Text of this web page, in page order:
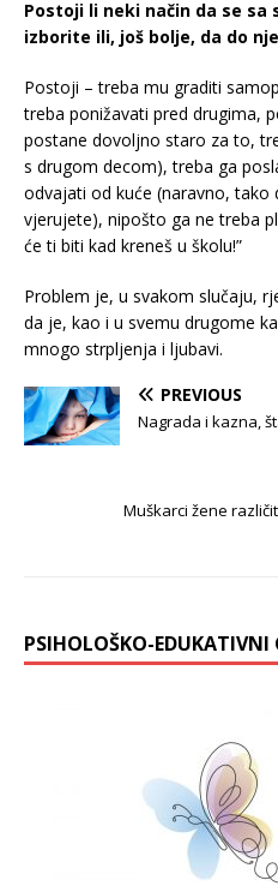
Postoji li neki način da se
izborite ili, još bolje, da do
Postoji – treba mu graditi
treba ponižavati pred drugima,
postane dovoljno staro za to,
s drugom decom), treba ga
odvajati od kuće (naravno,
vjerujete), nipošto ga ne treba
će ti biti kad kreneš u školu!”
Problem je, u svakom slučaju,
da je, kao i u svemu drugome
mnogo strpljenja i ljubavi.
PREVIOUS
Nagrada i kazna,
Muškarci žene
PSIHOLOŠKO-EDUKATIVNI